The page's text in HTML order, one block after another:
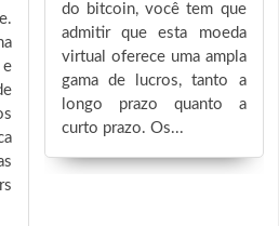
do bitcoin, você tem que
admitir que esta moeda
virtual oferece uma ampla
gama de lucros, tanto a
longo prazo quanto a
curto prazo. Os...